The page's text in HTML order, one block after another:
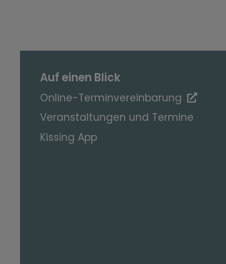
Auf einen Blick
Online-Terminvereinbarung
Veranstaltungen und Termine
Kissing App